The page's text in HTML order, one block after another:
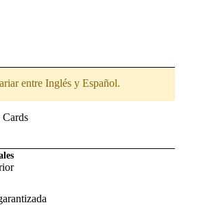
entre Inglés y Español.
Cards